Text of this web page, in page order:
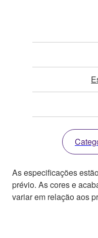
As especificações
prévio. As cores e
variar em relação aos